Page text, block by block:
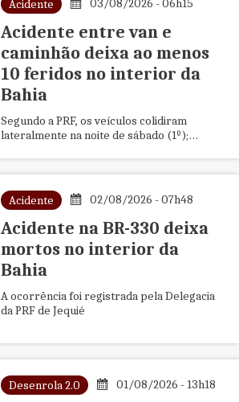
Acidente 03/08/2026 - 06h15
Acidente entre van e
caminhão deixa ao menos
10 feridos no interior da
Bahia
Segundo a PRF, os veículos colidiram
lateralmente na noite de sábado (1º);
Acidente 02/08/2026 - 07h48
Acidente na BR-330 deixa
mortos no interior da
Bahia
A ocorrência foi registrada pela Delegacia
da PRF de Jequié
Desenrola 2.0 01/08/2026 - 13h18